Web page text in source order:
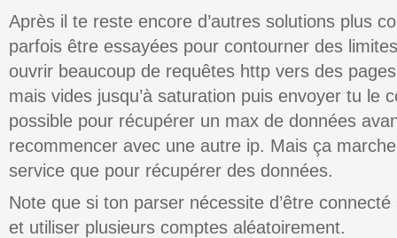
Après il te reste encore d’autres solutions plus
parfois être essayées pour contourner des
ouvrir beaucoup de requêtes http vers des
mais vides jusqu’à saturation puis envoyer tu le
possible pour récupérer un max de données
recommencer avec une autre ip. Mais ça
service que pour récupérer des données.
Note que si ton parser nécessite d’être
et utiliser plusieurs comptes aléatoirement.